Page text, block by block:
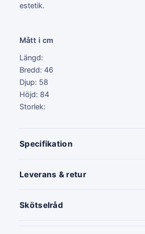
estetik.
Mått i cm
Längd:
Bredd: 46
Djup: 58
Höjd: 84
Storlek:
Specifikation
Leverans & retur
Skötselråd